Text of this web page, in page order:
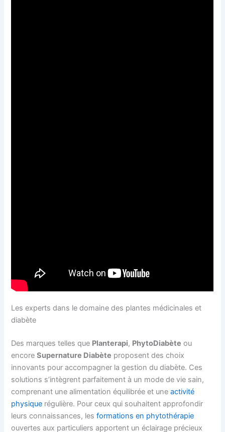
Les experts dans le domaine des plantes médicinales et
diabète
Des marques telles que Planterapi, PhytoDiabète ou
encoreSupernature Diabète proposent des choix
innovants pour accompagner la gestion du diabète. Ces
solutions s’intègrent parfaitement à un mode de vie sain,
comprenant une alimentation équilibrée et uneactivité
physique régulière. Pour ceux qui souhaitent approfondir
leurs connaissances, lesformations en phytothérapie
ouvertes aux particuliers apportent un éclairage précieux